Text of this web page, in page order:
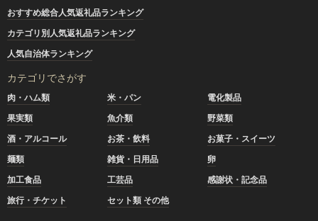
おすすめ総合人気返礼品ランキング
カテゴリ別人気返礼品ランキング
人気自治体ランキング
カテゴリでさがす
肉・ハム類 米・パン
電化製品
果実類
魚介類
野菜類
酒・アルコール
お茶・飲料
お菓子・スイーツ
麺類
雑貨・日用品
卵
加工食品
工芸品
感謝状・記念品
旅行・チケット
セット類 その他